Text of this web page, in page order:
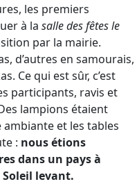
les premiers
à la salle des fêtes le
par la mairie.
d’autres en samourais,
Ce qui est sûr, c’est
participants, ravis et
lampions étaient
et les tables
: nous étions
dans un pays à
levant.